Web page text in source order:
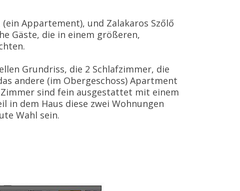
Appartement), und Zalakaros Szőlő
Gäste, die in einem größeren,
Grundriss, die 2 Schlafzimmer, die
andere (im Obergeschoss) Apartment
sind fein ausgestattet mit einem
in dem Haus diese zwei Wohnungen
Wahl sein.